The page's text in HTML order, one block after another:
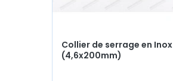
Collier de serrage en Inox
(4,6x200mm)